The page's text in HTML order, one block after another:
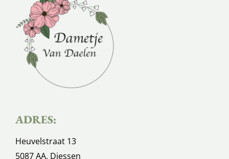
ADRES:
Heuvelstraat 13
5087 AA, Diessen